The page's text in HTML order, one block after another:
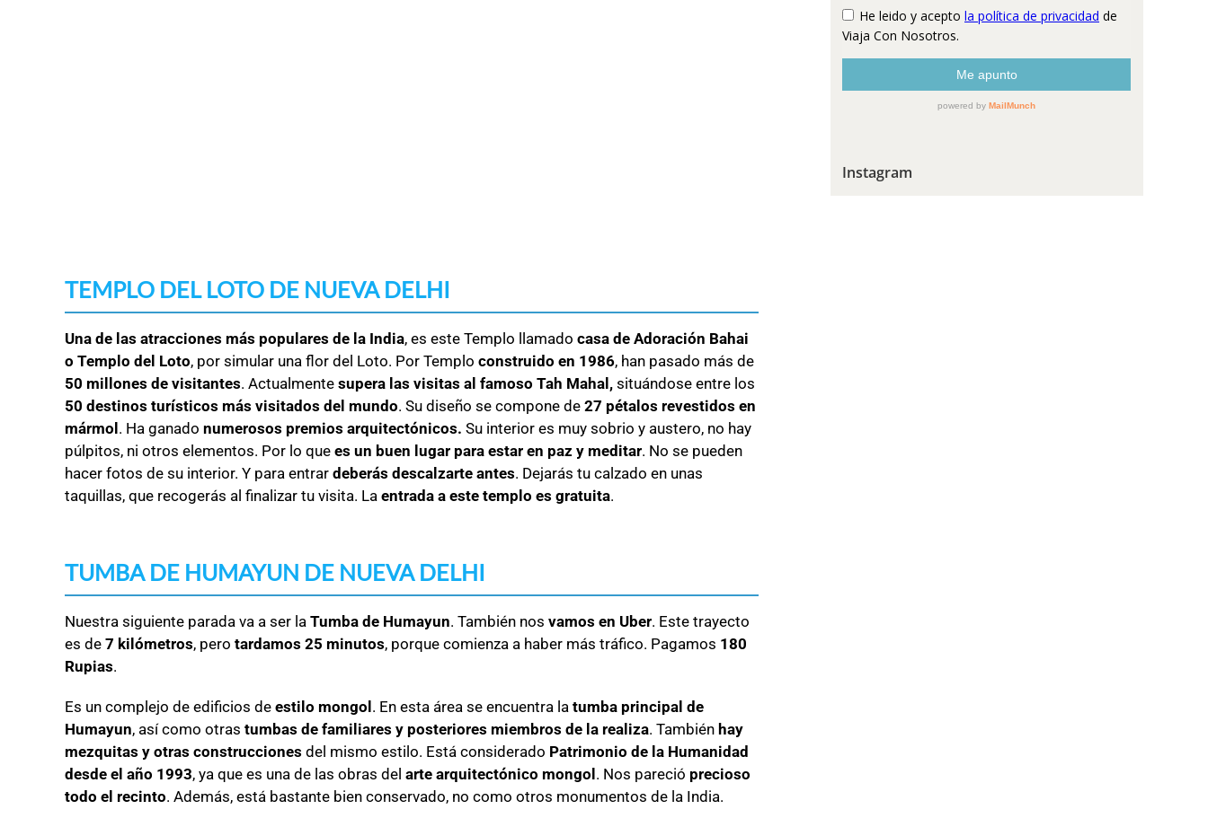
TEMPLO DEL LOTO DE NUEVA DELHI
Una de las atracciones más populares de la India, es este Templo llamado casa de Adoración Bahai
o Templo del Loto, por simular una flor del Loto. Por Templo construido en 1986, han pasado más de
50 millones de visitantes. Actualmente supera las visitas al famoso Tah Mahal, situándose entre los
50 destinos turísticos más visitados del mundo. Su diseño se compone de 27 pétalos revestidos en
mármol . Ha ganado numerosos premios arquitectónicos. Su interior es muy sobrio y austero, no hay
púlpitos, ni otros elementos. Por lo que es un buen lugar para estar en paz y meditar. No se pueden
hacer fotos de su interior. Y para entrar deberás descalzarte antes. Dejarás tu calzado en unas
taquillas, que recogerás al finalizar tu visita. La entrada a este templo es gratuita.
TUMBA DE HUMAYUN DE NUEVA DELHI
Nuestra siguiente parada va a ser la Tumba de Humayun. También nos vamos en Uber. Este trayecto
es de 7 kilómetros, pero tardamos 25 minutos, porque comienza a haber más tráfico. Pagamos 180
Rupias.
Es un complejo de edificios de estilo mongol . En esta área se encuentra la tumba principal de
Humayun, así como otras tumbas de familiares y posteriores miembros de la realiza. También hay
mezquitas y otras construcciones del mismo estilo. Está considerado Patrimonio de la Humanidad
desde el año 1993, ya que es una de las obras del arte arquitectónico mongol . Nos pareció precioso
todo el recinto. Además, está bastante bien conservado, no como otros monumentos de la India.
Instagram